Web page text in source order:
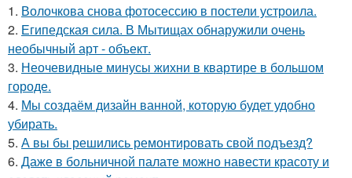
1. Волочкова снова фотосессию в постели устроила.
2. Египедская сила. В Мытищах обнаружили очень
необычный арт - объект.
3. Неочевидные минусы жихни в квартире в большом
городе.
4. Мы создаём дизайн ванной, которую будет удобно
убирать.
5. А вы бы решились ремонтировать свой подъезд?
6. Даже в больничной палате можно навести красоту и